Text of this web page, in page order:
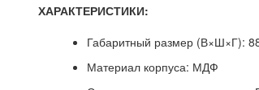
ХАРАКТЕРИСТИКИ:
Габаритный размер (В×Ш×Г):
Материал корпуса: МДФ